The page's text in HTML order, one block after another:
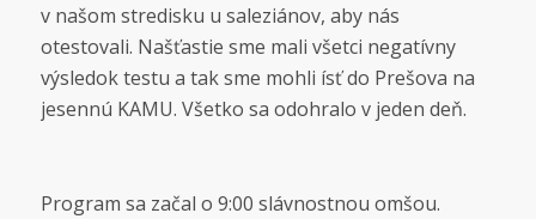
v našom stredisku u saleziánov, aby nás
otestovali. Našťastie sme mali všetci negatívny
výsledok testu a tak sme mohli ísť do Prešova na
jesennú KAMU. Všetko sa odohralo v jeden deň.
Program sa začal o 9:00 slávnostnou omšou.